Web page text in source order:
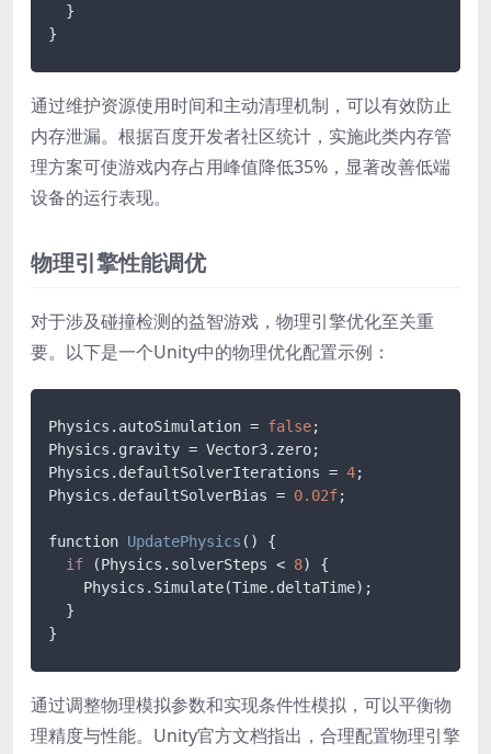
  }
通过维护资源使用时间和主动清理机制，可以有效防止
内存泄漏。根据百度开发者社区统计，实施此类内存管
理方案可使游戏内存占用峰值降低35%，显著改善低端
设备的运行表现。
物理引擎性能调优
对于涉及碰撞检测的益智游戏，物理引擎优化至关重
要。以下是一个Unity中的物理优化配置示例：
Physics.autoSimulation = false;
Physics.gravity = Vector3.zero;
Physics.defaultSolverIterations = 4;
Physics.defaultSolverBias = 0.02f;
function UpdatePhysics ()
{
if (Physics.solverSteps < 8) {
    Physics.Simulate(Time.deltaTime);
  }
通过调整物理模拟参数和实现条件性模拟，可以平衡物
理精度与性能。Unity官方文档指出，合理配置物理引擎